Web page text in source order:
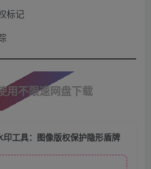
标记
用不限速网盘下载
工具：图像版权保护隐形盾牌